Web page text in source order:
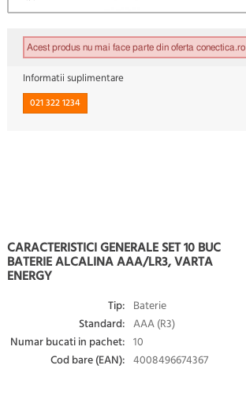
Acest produs nu mai face parte din oferta conectica.ro
Informatii suplimentare
021 322 1234
CARACTERISTICI GENERALE SET 10 BUC
BATERIE ALCALINA AAA/LR3, VARTA
ENERGY
Tip: Baterie
Standard: AAA (R3)
Numar bucati in pachet: 10
Cod bare (EAN): 4008496674367